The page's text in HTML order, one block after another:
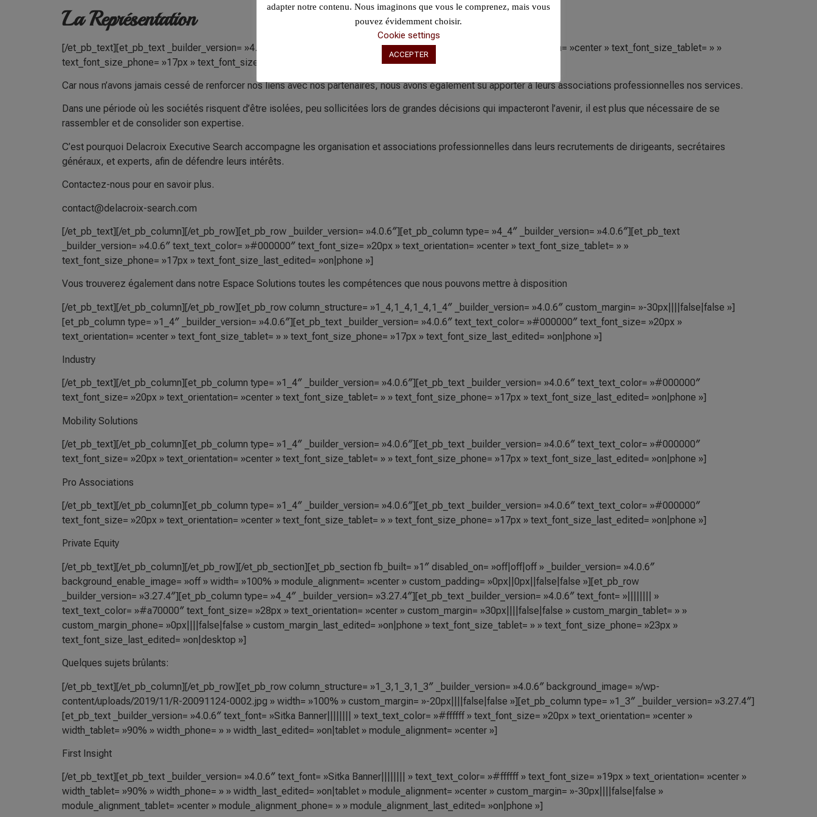
La Représentation
[/et_pb_text][et_pb_text _builder_version= »4.0.6″ text_text_color= »#ffffff » text_font_size= »20px » text_orientation= »center » text_font_size_tablet= » »
text_font_size_phone= »17px » text_font_size_last_edited= »on|phone »]
Car nous n’avons jamais cessé de renforcer nos liens avec nos partenaires, nous avons également su apporter à leurs associations professionnelles nos services.
Dans une période où les sociétés risquent d’être isolées, peu sollicitées lors de grandes décisions qui impacteront l’avenir, il est plus que nécessaire de se
rassembler et de consolider son expertise.
C’est pourquoi Delacroix Executive Search accompagne les organisation et associations professionnelles dans leurs recrutements de dirigeants, secrétaires
généraux, et experts, afin de défendre leurs intérêts.
Contactez-nous pour en savoir plus.
contact@delacroix-search.com
[/et_pb_text][/et_pb_column][/et_pb_row][et_pb_row _builder_version= »4.0.6″][et_pb_column type= »4_4″ _builder_version= »4.0.6″][et_pb_text
_builder_version= »4.0.6″ text_text_color= »#000000″ text_font_size= »20px » text_orientation= »center » text_font_size_tablet= » »
text_font_size_phone= »17px » text_font_size_last_edited= »on|phone »]
Vous trouverez également dans notre Espace Solutions toutes les compétences que nous pouvons mettre à disposition
[/et_pb_text][/et_pb_column][/et_pb_row][et_pb_row column_structure= »1_4,1_4,1_4,1_4″ _builder_version= »4.0.6″ custom_margin= »-30px||||false|false »]
[et_pb_column type= »1_4″ _builder_version= »4.0.6″][et_pb_text _builder_version= »4.0.6″ text_text_color= »#000000″ text_font_size= »20px »
text_orientation= »center » text_font_size_tablet= » » text_font_size_phone= »17px » text_font_size_last_edited= »on|phone »]
Industry
[/et_pb_text][/et_pb_column][et_pb_column type= »1_4″ _builder_version= »4.0.6″][et_pb_text _builder_version= »4.0.6″ text_text_color= »#000000″
text_font_size= »20px » text_orientation= »center » text_font_size_tablet= » » text_font_size_phone= »17px » text_font_size_last_edited= »on|phone »]
Mobility Solutions
[/et_pb_text][/et_pb_column][et_pb_column type= »1_4″ _builder_version= »4.0.6″][et_pb_text _builder_version= »4.0.6″ text_text_color= »#000000″
text_font_size= »20px » text_orientation= »center » text_font_size_tablet= » » text_font_size_phone= »17px » text_font_size_last_edited= »on|phone »]
Pro Associations
[/et_pb_text][/et_pb_column][et_pb_column type= »1_4″ _builder_version= »4.0.6″][et_pb_text _builder_version= »4.0.6″ text_text_color= »#000000″
text_font_size= »20px » text_orientation= »center » text_font_size_tablet= » » text_font_size_phone= »17px » text_font_size_last_edited= »on|phone »]
Private Equity
[/et_pb_text][/et_pb_column][/et_pb_row][/et_pb_section][et_pb_section fb_built= »1″ disabled_on= »off|off|off » _builder_version= »4.0.6″
background_enable_image= »off » width= »100% » module_alignment= »center » custom_padding= »0px||0px||false|false »][et_pb_row
_builder_version= »3.27.4″][et_pb_column type= »4_4″ _builder_version= »3.27.4″][et_pb_text _builder_version= »4.0.6″ text_font= »|||||||| »
text_text_color= »#a70000″ text_font_size= »28px » text_orientation= »center » custom_margin= »30px||||false|false » custom_margin_tablet= » »
custom_margin_phone= »0px||||false|false » custom_margin_last_edited= »on|phone » text_font_size_tablet= » » text_font_size_phone= »23px »
text_font_size_last_edited= »on|desktop »]
Quelques sujets brûlants:
[/et_pb_text][/et_pb_column][/et_pb_row][et_pb_row column_structure= »1_3,1_3,1_3″ _builder_version= »4.0.6″ background_image= »/wp-
content/uploads/2019/11/R-20091124-0002.jpg » width= »100% » custom_margin= »-20px||||false|false »][et_pb_column type= »1_3″ _builder_version= »3.27.4″]
[et_pb_text _builder_version= »4.0.6″ text_font= »Sitka Banner|||||||| » text_text_color= »#ffffff » text_font_size= »20px » text_orientation= »center »
width_tablet= »90% » width_phone= » » width_last_edited= »on|tablet » module_alignment= »center »]
First Insight
[/et_pb_text][et_pb_text _builder_version= »4.0.6″ text_font= »Sitka Banner|||||||| » text_text_color= »#ffffff » text_font_size= »19px » text_orientation= »center »
width_tablet= »90% » width_phone= » » width_last_edited= »on|tablet » module_alignment= »center » custom_margin= »-30px||||false|false »
module_alignment_tablet= »center » module_alignment_phone= » » module_alignment_last_edited= »on|phone »]
adapter notre contenu. Nous imaginons que vous le comprenez, mais vous
pouvez évidemment choisir.
Cookie settings
ACCEPTER